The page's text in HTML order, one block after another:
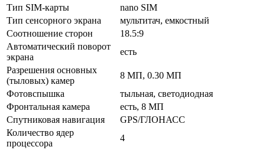
Тип SIM-карты
nano SIM
Тип сенсорного экрана
мультитач, емкостный
Соотношение сторон
18.5:9
Автоматический поворот
экрана
есть
Разрешения основных
(тыловых) камер
8 МП, 0.30 МП
Фотовспышка
тыльная, светодиодная
Фронтальная камера
есть, 8 МП
Спутниковая навигация
GPS/ГЛОНАСС
Количество ядер
процессора
4